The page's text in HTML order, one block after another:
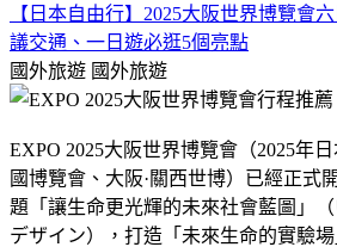
【日本自由行】2025大阪世界博覽會
議交通、一日遊必逛5個亮點
國外旅遊 國外旅遊
EXPO 2025大阪世界博覽會（2025年
國博覽會、大阪·關西世博）已經正式
題「讓生命更光輝的未來社會藍圖」
デザイン），打造「未來生命的實驗